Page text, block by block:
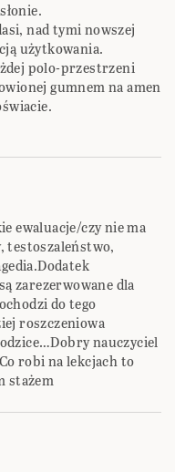
nad tymi nowszej
użytkowania.
polo-przestrzeni
gumnem na amen
ewaluacje/czy nie ma
testoszaleństwo,
zarezerwowane dla
do tego
roszczeniowa
nauczyciel
robi na lekcjach to
stażem